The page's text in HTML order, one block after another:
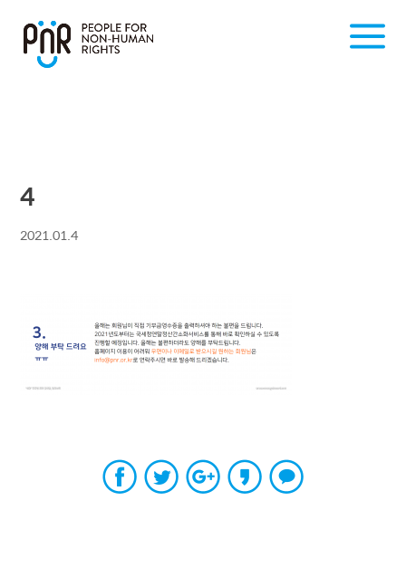
4
2021.01.4